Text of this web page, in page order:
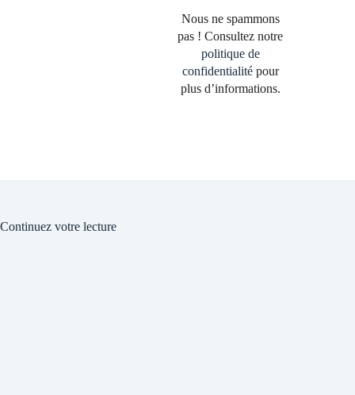
Nous ne spammons
pas ! Consultez notre
politique de
confidentialitépour
plus d’informations.
Continuez votre lecture